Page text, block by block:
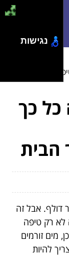
צנרת
כל כך
הבית
דולף. אבל זה
לא רק טיפה
מים זורמים
להיות
נגישות